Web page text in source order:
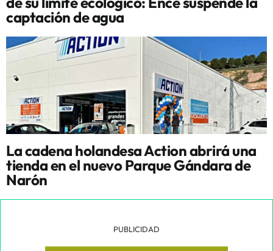
captación de agua
La cadena holandesa Action abrirá una
tienda en el nuevo Parque Gándara de
Narón
PUBLICIDAD